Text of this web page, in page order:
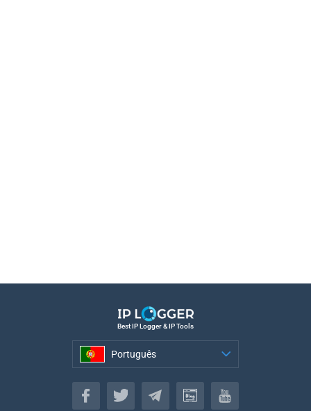
Best IP Logger & IP Tools
Português
Português